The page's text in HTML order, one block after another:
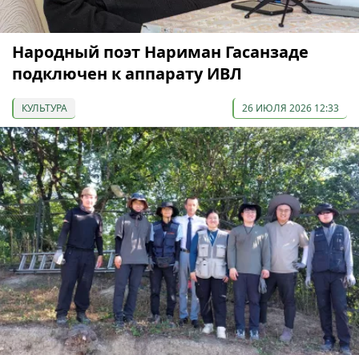
Народный поэт Нариман Гасанзаде
подключен к аппарату ИВЛ
КУЛЬТУРА 26 ИЮЛЯ 2026 12:33